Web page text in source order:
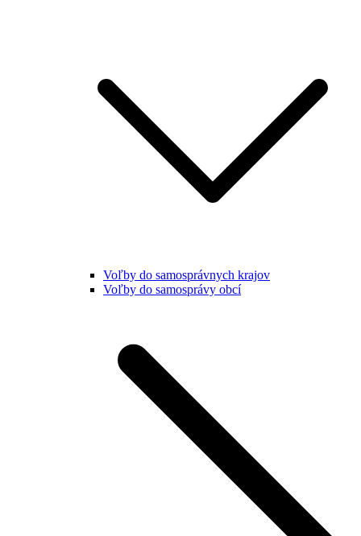
Voľby do samosprávnych krajov
Voľby do samosprávy obcí